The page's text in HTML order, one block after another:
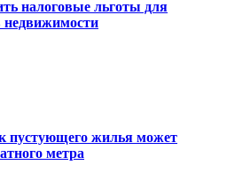
налоговые льготы для
недвижимости
пустующего жилья может
метра